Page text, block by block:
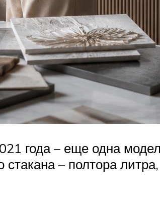
года – еще одна
– полтора